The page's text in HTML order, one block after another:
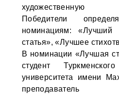
художественную
Победители
номинациям: «Лучший
статья», «Лучшее
В номинации «Лучшая
студент
университета имени
преподаватель